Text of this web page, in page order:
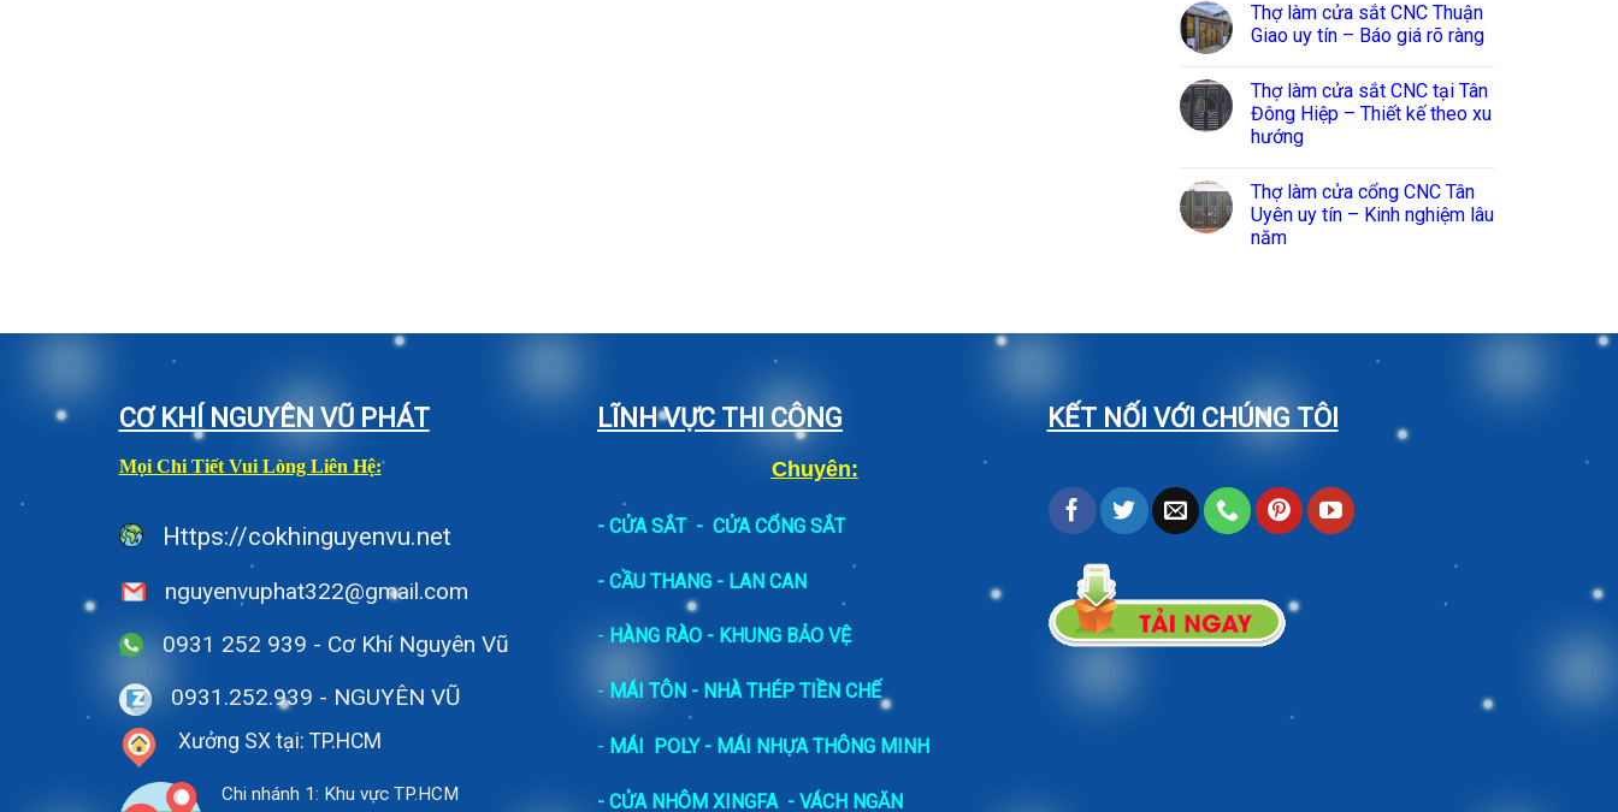
Thợ làm cửa sắt CNC Thuận
Giao uy tín – Báo giá rõ ràng
Thợ làm cửa sắt CNC tại Tân
Đông Hiệp – Thiết kế theo xu
hướng
Thợ làm cửa cổng CNC Tân
Uyên uy tín – Kinh nghiệm lâu
năm
CƠ KHÍ NGUYÊN VŨ PHÁT
Mọi Chi Tiết Vui Lòng Liên Hệ:
Https://cokhinguyenvu.net
nguyenvuphat322@gmail.com
0931 252 939 - Cơ Khí Nguyên Vũ
0931.252.939 - NGUYÊN VŨ
Xưởng SX tại: TP.HCM
Chi nhánh 1: Khu vực TP.HCM
LĨNH VỰC THI CÔNG
Chuyên:
-CỬA SẮT-CỬA CỔNG SẮT
- CẦU THANG - LAN CAN
- HÀNG RÀO - KHUNG BẢO VỆ
- MÁI TÔN - NHÀ THÉP TIỀN CHẾ
- MÁI POLY - MÁI NHỰA THÔNG MINH
- CỬA NHÔM XINGFA - VÁCH NGĂN
KẾT NỐI VỚI CHÚNG TÔI